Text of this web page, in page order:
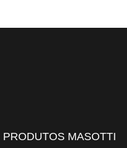
PRODUTOS MASOTTI